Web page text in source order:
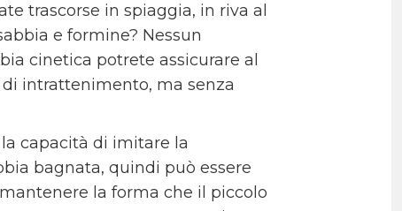
trascorse in spiaggia, in riva al
e formine? Nessun
cinetica potrete assicurare al
intrattenimento, ma senza
capacità di imitare la
bagnata, quindi può essere
la forma che il piccolo